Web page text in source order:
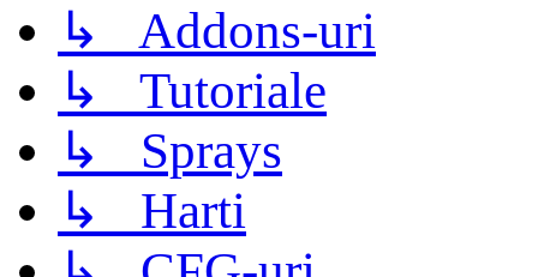
↳ Addons-uri
↳ Tutoriale
↳ Sprays
↳ Harti